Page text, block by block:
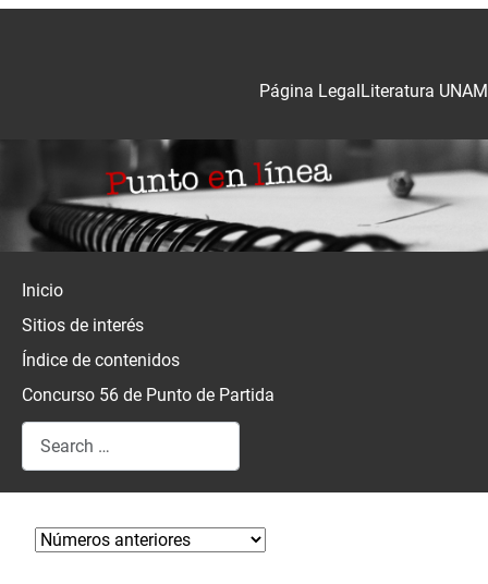
Literatura UNAM
Página Legal
Inicio
Sitios de interés
Índice de contenidos
Concurso 56 de Punto de Partida
Search